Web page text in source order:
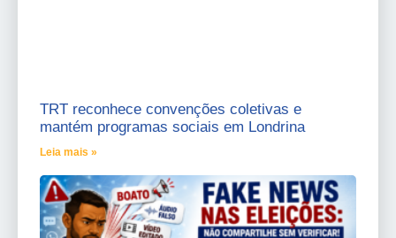
TRT reconhece convenções coletivas e
mantém programas sociais em Londrina
Leia mais »